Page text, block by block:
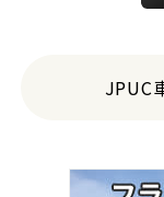
JPUC